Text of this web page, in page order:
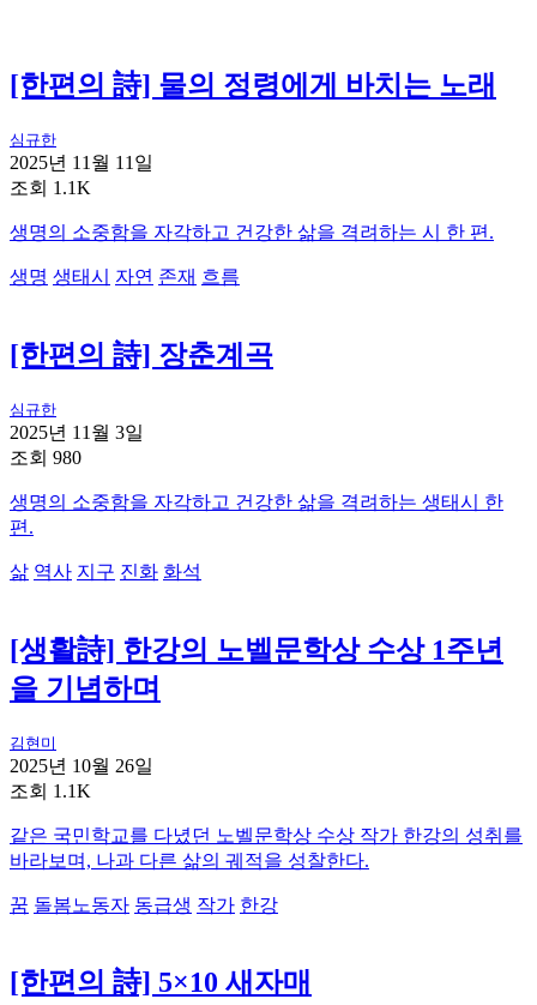
[한편의 詩] 물의 정령에게 바치는 노래
심규한
2025년 11월 11일
조회 1.1K
생명의 소중함을 자각하고 건강한 삶을 격려하는 시 한 편.
생명 생태시 자연 존재 흐름
[한편의 詩] 장춘계곡
심규한
2025년 11월 3일
조회 980
생명의 소중함을 자각하고 건강한 삶을 격려하는 생태시 한
편.
삶 역사 지구 진화 화석
[생활詩] 한강의 노벨문학상 수상 1주년
을 기념하며
김현미
2025년 10월 26일
조회 1.1K
같은 국민학교를 다녔던 노벨문학상 수상 작가 한강의 성취를
바라보며, 나과 다른 삶의 궤적을 성찰한다.
꿈 돌봄노동자 동급생 작가 한강
[한편의 詩] 5×10 새자매